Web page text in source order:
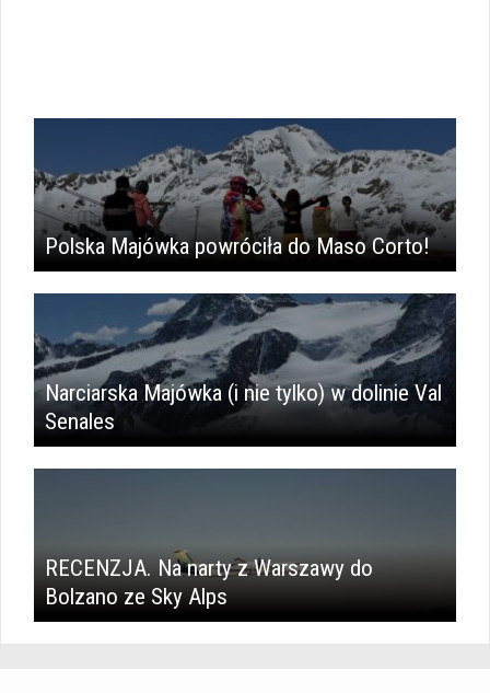
Polska Majówka powróciła do Maso Corto!
Narciarska Majówka (i nie tylko) w dolinie Val
Senales
RECENZJA. Na narty z Warszawy do
Bolzano ze Sky Alps